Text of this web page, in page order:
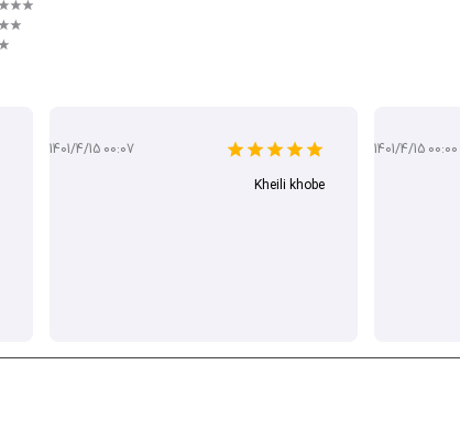
1401/4/15 00:00
1401/4/15 00:07
Kheili khobe